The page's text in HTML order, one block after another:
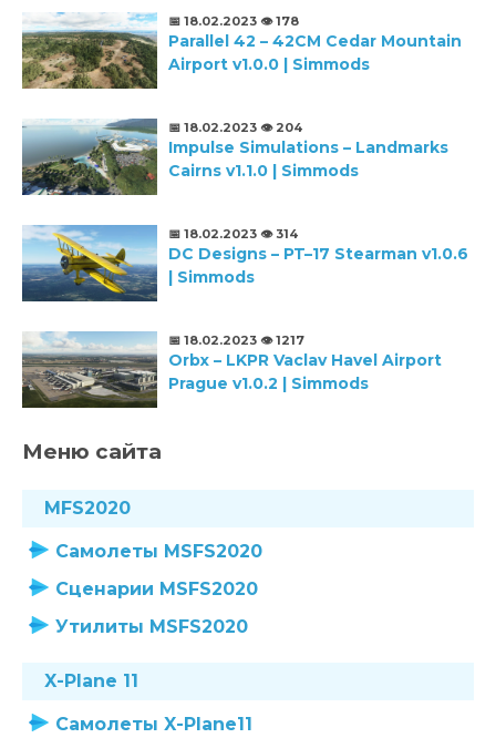
📅 18.02.2023 👁️ 178
Parallel 42 – 42CM Cedar Mountain
Airport v1.0.0 | Simmods
📅 18.02.2023 👁️ 204
Impulse Simulations – Landmarks
Cairns v1.1.0 | Simmods
📅 18.02.2023 👁️ 314
DC Designs – PT–17 Stearman v1.0.6
| Simmods
📅 18.02.2023 👁️ 1217
Orbx – LKPR Vaclav Havel Airport
Prague v1.0.2 | Simmods
Меню сайта
MFS2020
Самолеты MSFS2020
Сценарии MSFS2020
Утилиты MSFS2020
X-Plane 11
Самолеты X-Plane11